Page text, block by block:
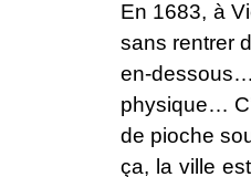
En 1683, à
sans rentrer
en-
physique…
de pioche
ça, la ville